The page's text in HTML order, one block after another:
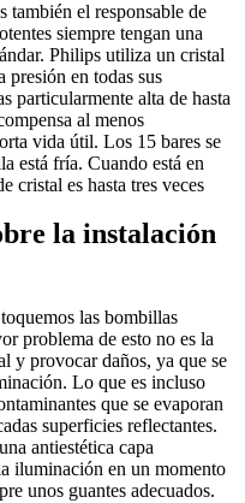
también el responsable de
siempre tengan una
Philips utiliza un cristal
presión en todas sus
particularmente alta de hasta
al menos
vida útil. Los 15 bares se
está fría. Cuando está en
cristal es hasta tres veces
la instalación
las bombillas
problema de esto no es la
y provocar daños, ya que se
Lo que es incluso
que se evaporan
superficies reflectantes.
antiestética capa
iluminación en un momento
unos guantes adecuados.